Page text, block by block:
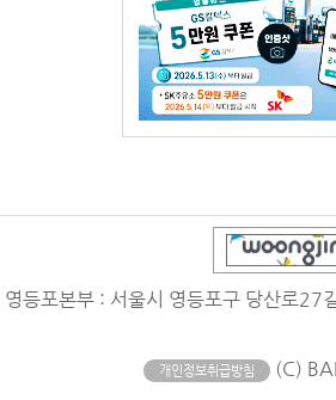
영등포본부 : 서울시 영등포구 당산로27
개인정보취급방침 (C)